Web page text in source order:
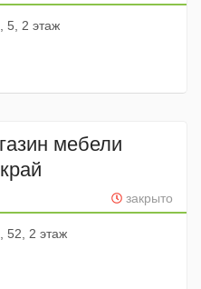
5, 2 этаж
мебели
закрыто
52, 2 этаж